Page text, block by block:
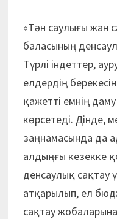
«Тән саулығы жан
баласының
Түрлі індеттер,
елдердің
қажетті емнің
көрсетеді. Дінде,
заңнамасында да
алдыңғы кезекке
денсаулық сақтау
атқарылып, ел
сақтау